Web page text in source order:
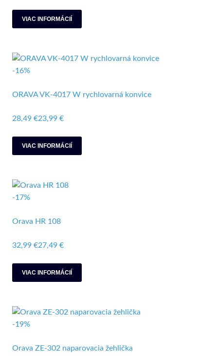
VIAC INFORMÁCIÍ
-16%
ORAVA VK-4017 W rychlovarná konvice
28,49 €23,99 €
VIAC INFORMÁCIÍ
-17%
Orava HR 108
32,99 €27,49 €
VIAC INFORMÁCIÍ
-19%
Orava ZE-302 naparovacia žehlička